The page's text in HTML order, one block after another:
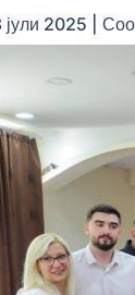
јули 2025